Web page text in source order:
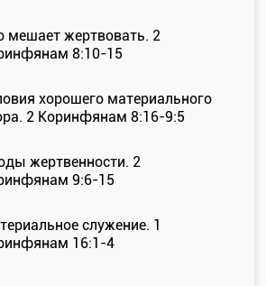
мешает жертвовать. 2
8:10-15
хорошего материального
2 Коринфянам 8:16-9:5
жертвенности. 2
9:6-15
служение. 1
16:1-4